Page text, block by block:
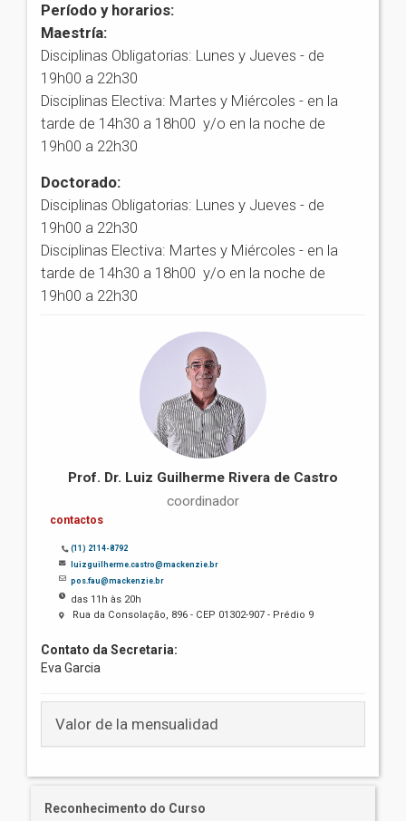
Período y horarios:
Maestría:
Disciplinas Obligatorias: Lunes y Jueves - de
19h00 a 22h30
Disciplinas Electiva: Martes y Miércoles - en la
tarde de 14h30 a 18h00 y/o en la noche de
19h00 a 22h30
Doctorado:
Disciplinas Obligatorias: Lunes y Jueves - de
19h00 a 22h30
Disciplinas Electiva: Martes y Miércoles - en la
tarde de 14h30 a 18h00 y/o en la noche de
19h00 a 22h30
Prof. Dr. Luiz Guilherme Rivera de Castro
coordinador
contactos
(11) 2114-8792
luizguilherme.castro@mackenzie.br
pos.fau@mackenzie.br
das 11h às 20h
Rua da Consolação, 896 - CEP 01302-907 - Prédio 9
Contato da Secretaria:
Eva Garcia
Valor de la mensualidad
Reconhecimento do Curso